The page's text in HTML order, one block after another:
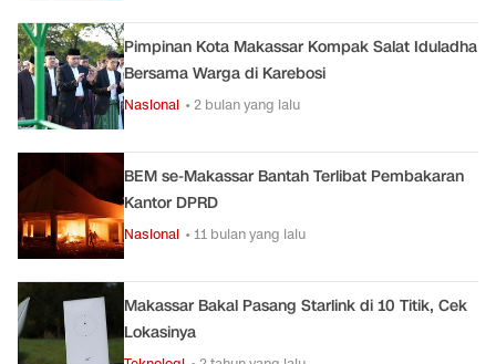
Pimpinan Kota Makassar Kompak Salat Iduladha
Bersama Warga di Karebosi
Nasional • 2 bulan yang lalu
BEM se-Makassar Bantah Terlibat Pembakaran
Kantor DPRD
Nasional • 11 bulan yang lalu
Makassar Bakal Pasang Starlink di 10 Titik, Cek
Lokasinya